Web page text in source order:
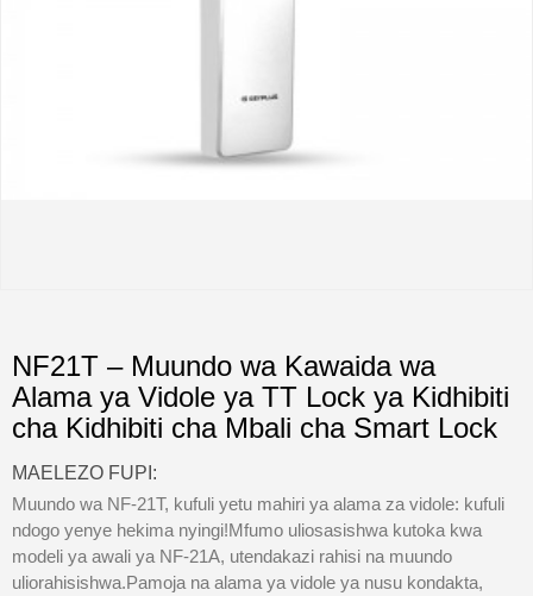
NF21T – Muundo wa Kawaida wa
Alama ya Vidole ya TT Lock ya Kidhibiti
cha Kidhibiti cha Mbali cha Smart Lock
MAELEZO FUPI:
Muundo wa NF-21T, kufuli yetu mahiri ya alama za vidole: kufuli
ndogo yenye hekima nyingi!Mfumo uliosasishwa kutoka kwa
modeli ya awali ya NF-21A, utendakazi rahisi na muundo
uliorahisishwa.Pamoja na alama ya vidole ya nusu kondakta,